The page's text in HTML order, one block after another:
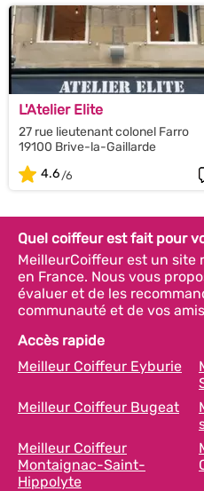
L'Atelier Elite
27 rue lieutenant colonel Farro
19100 Brive-la-Gaillarde
4.6
Quel coiffeur est fait pour
MeilleurCoiffeur est un
en France. Nous vous
évaluer et de les
communauté et de vos
Accès rapide
Meilleur Coiffeur Eyburie
Meilleur Coiffeur Bugeat
Meilleur Coiffeur
Montaignac-Saint-
Hippolyte